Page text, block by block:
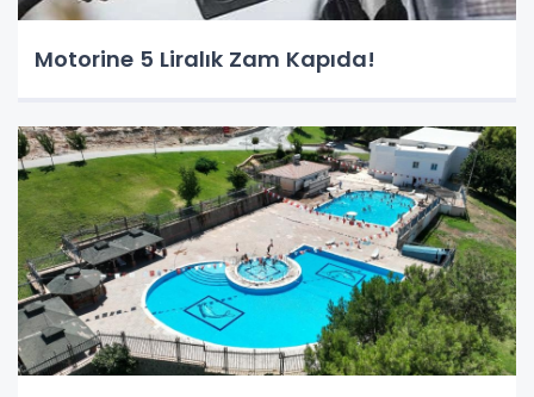
Motorine 5 Liralık Zam Kapıda!